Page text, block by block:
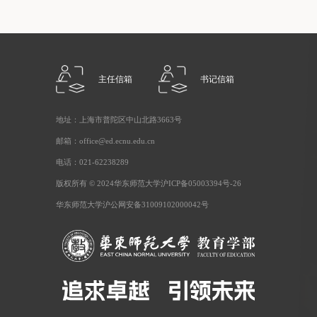
主任信箱 书记信箱
地址：上海市普陀区中山北路3663号
邮箱：office@ed.ecnu.edu.cn
电话：021-62238289
版权所有 © 2024华东师范大学沪ICP备05003394号-26
华东师范大学沪公网安备31009102000042号